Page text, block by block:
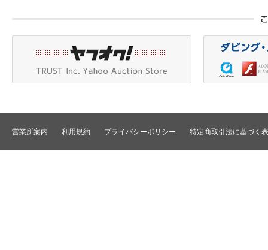
SD仕様VTR
HD仕様VTR
メモリーレコーダ/ディスクレコー
VTRインターフェース/アクセサリ
スイッチャ
編集コントローラ
コンバータ
TBC/FS
DLT/LTO
営業所案内 利用規約 プライバシーポリシー 特定商取引法に基づく